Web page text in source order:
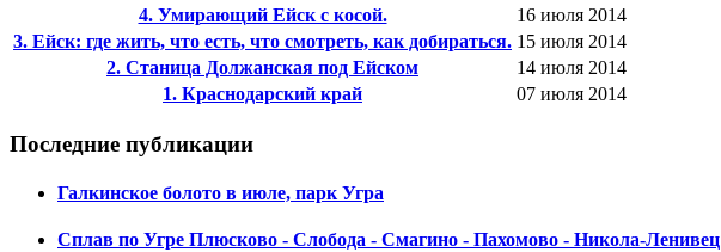
4. Умирающий Ейск с косой.
16 июля 2014
3. Ейск: где жить, что есть, что смотреть, как добираться. 15 июля 2014
2. Станица Должанская под Ейском
14 июля 2014
1. Краснодарский край
07 июля 2014
Последние публикации
Галкинское болото в июле, парк Угра
Сплав по Угре Плюсково - Слобода - Смагино - Пахомово - Никола-Ленивец